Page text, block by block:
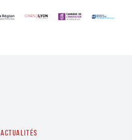
ACTUALITÉS